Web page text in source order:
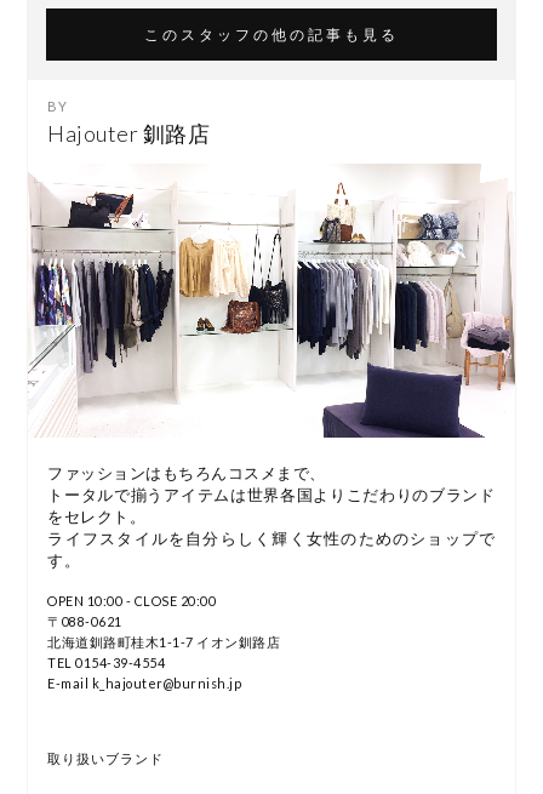
このスタッフの他の記事も見る
Hajouter 釧路店
ファッションはもちろんコスメまで、
トータルで揃うアイテムは世界各国よりこだわりのブランド
をセレクト。
ライフスタイルを自分らしく輝く女性のためのショップで
す。
OPEN 10:00 - CLOSE 20:00
〒088-0621
北海道釧路町桂木1-1-7 イオン釧路店
TEL 0154-39-4554
E-mail k_hajouter@burnish.jp
取り扱いブランド